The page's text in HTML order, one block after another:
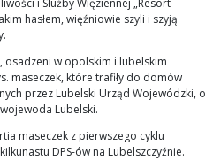
i Służby Więziennej „Resort
hasłem, więźniowie szyli i szyją
w opolskim i lubelskim
maseczek, które trafiły do domów
przez Lubelski Urząd Wojewódzki, o
Lubelski.
maseczek z pierwszego cyklu
DPS-ów na Lubelszczyźnie.